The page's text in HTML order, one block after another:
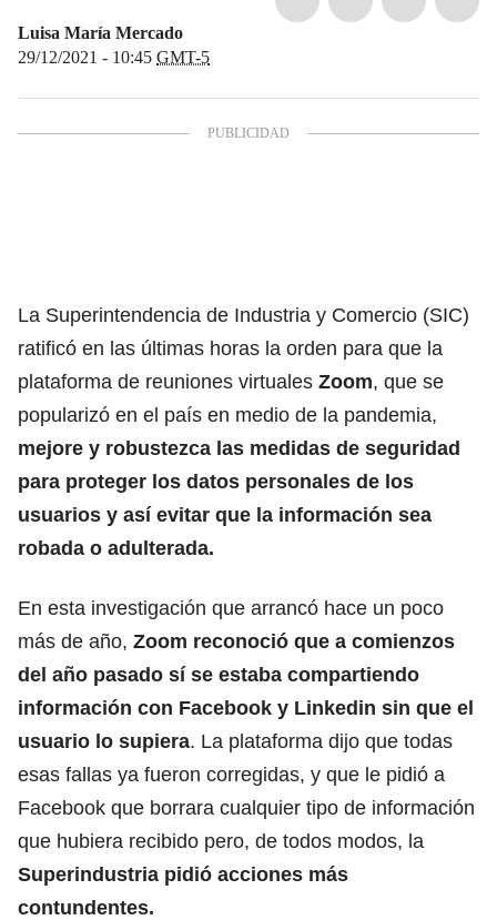
Luisa María Mercado
29/12/2021 - 10:45 GMT-5
La Superintendencia de Industria y Comercio (SIC)
ratificó en las últimas horas la orden para que la
plataforma de reuniones virtuales Zoom, que se
popularizó en el país en medio de la pandemia,
mejore y robustezca las medidas de seguridad
para proteger los datos personales de los
usuarios y así evitar que la información sea
robada o adulterada.
En esta investigación que arrancó hace un poco
más de año, Zoom reconoció que a comienzos
del año pasado sí se estaba compartiendo
información con Facebook y Linkedin sin que el
usuario lo supiera. La plataforma dijo que todas
esas fallas ya fueron corregidas, y que le pidió a
Facebook que borrara cualquier tipo de información
que hubiera recibido pero, de todos modos, la
Superindustria pidió acciones más
contundentes.